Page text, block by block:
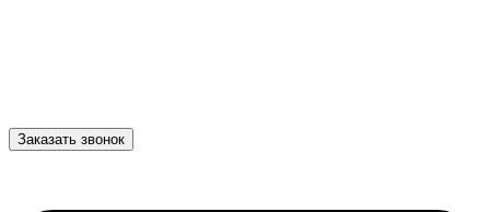
Заказать звонок